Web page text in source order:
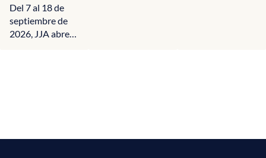
Del 7 al 18 de
septiembre de
2026, JJA abre